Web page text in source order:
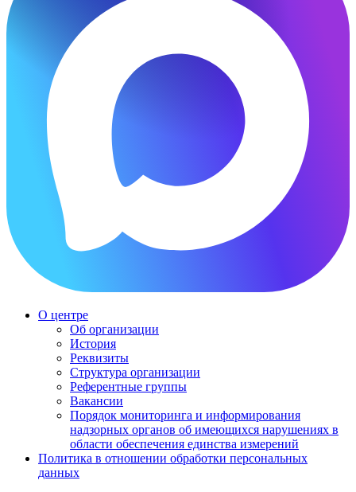
О центре
Об организации
История
Реквизиты
Структура организации
Референтные группы
Вакансии
Порядок мониторинга и информирования
надзорных органов об имеющихся нарушениях в
области обеспечения единства измерений
Политика в отношении обработки персональных
данных